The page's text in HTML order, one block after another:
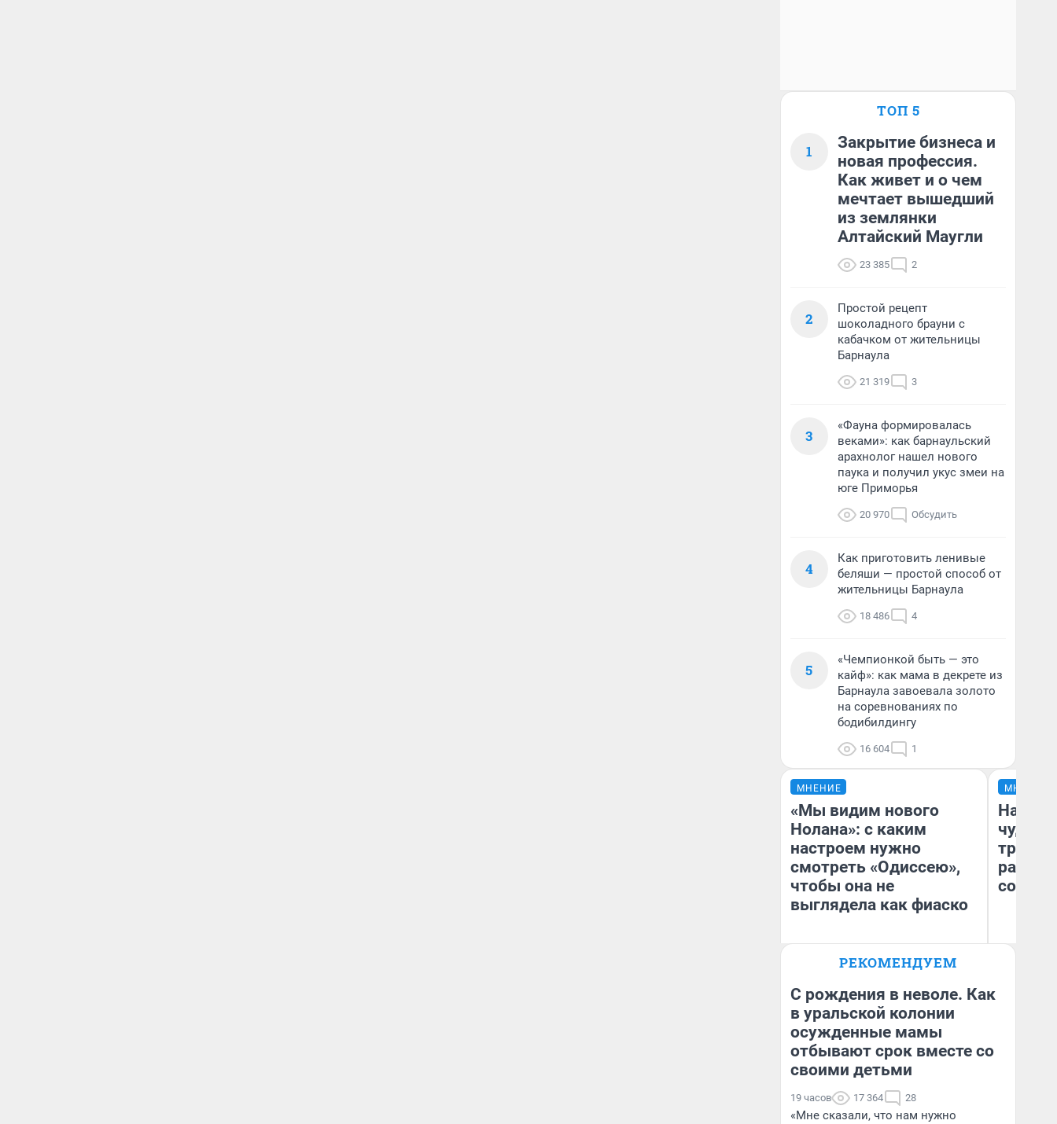
ТОП 5
1
Закрытие бизнеса и
новая профессия.
Как живет и о чем
мечтает вышедший
из землянки
Алтайский Маугли
23 385 2
2
Простой рецепт
шоколадного брауни с
кабачком от жительницы
Барнаула
21 319 3
3
«Фауна формировалась
веками»: как барнаульский
арахнолог нашел нового
паука и получил укус змеи на
юге Приморья
20 970 Обсудить
4
Как приготовить ленивые
беляши — простой способ от
жительницы Барнаула
18 486 4
5
«Чемпионкой быть — это
кайф»: как мама в декрете из
Барнаула завоевала золото
на соревнованиях по
бодибилдингу
16 604 1
МНЕНИЕ
«Мы видим нового
Нолана»: с каким
настроем нужно
смотреть «Одиссею»,
чтобы она не
выглядела как фиаско
Надежда Губарь
МНЕНИЕ
чудом
РЕКОМЕНДУЕМ
С рождения в неволе. Как
в уральской колонии
осужденные мамы
отбывают срок вместе со
своими детьми
19 часов 17 364 28
«Мне сказали, что нам нужно